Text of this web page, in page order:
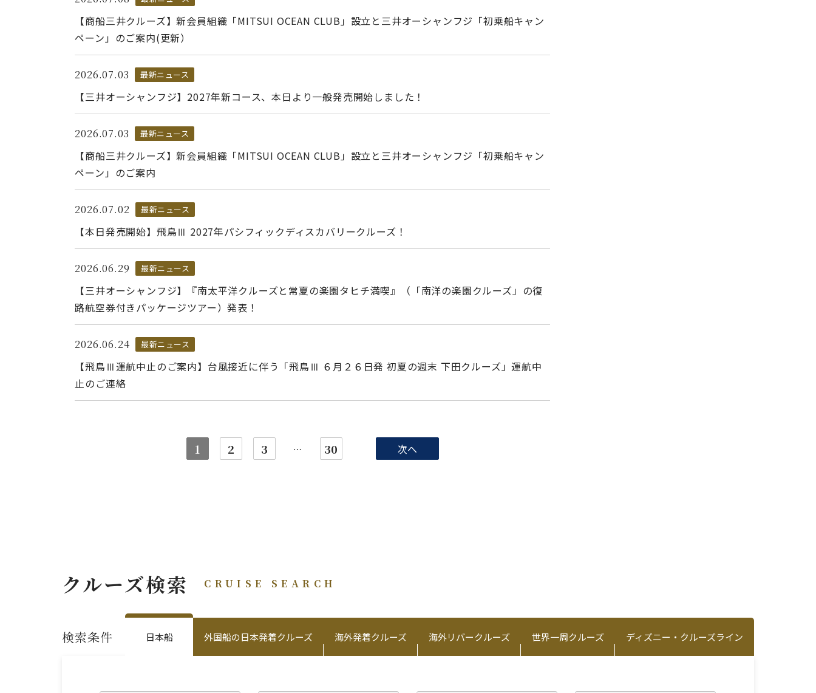
【商船三井クルーズ】新会員組織「MITSUI OCEAN CLUB」設立と三井オーシャンフジ「初乗船キャン
ペーン」のご案内(更新）
2026.07.03 最新ニュース
【三井オーシャンフジ】2027年新コース、本日より一般発売開始しました！
2026.07.03 最新ニュース
【商船三井クルーズ】新会員組織「MITSUI OCEAN CLUB」設立と三井オーシャンフジ「初乗船キャン
ペーン」のご案内
2026.07.02 最新ニュース
【本日発売開始】飛鳥Ⅲ 2027年パシフィックディスカバリークルーズ！
2026.06.29 最新ニュース
【三井オーシャンフジ】『南太平洋クルーズと常夏の楽園タヒチ満喫』（「南洋の楽園クルーズ」の復
路航空券付きパッケージツアー）発表！
2026.06.24 最新ニュース
【飛鳥Ⅲ運航中止のご案内】台風接近に伴う「飛鳥Ⅲ ６月２６日発 初夏の週末 下田クルーズ」運航中
止のご連絡
1 2 3 … 30 次へ
クルーズ検索 CRUISE SEARCH
検索条件 日本船 外国船の日本発着クルーズ 海外発着クルーズ 海外リバークルーズ 世界一周クルーズ ディズニー・クルーズライン